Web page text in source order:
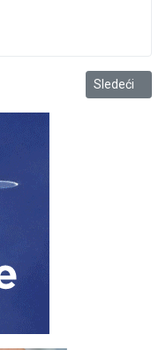
Sledeći
Sledeći